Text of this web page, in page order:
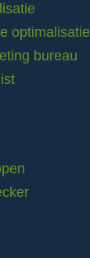
optimalisatie
bureau